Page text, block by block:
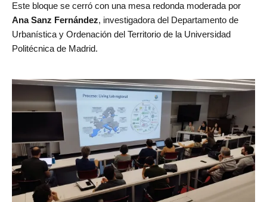
Este bloque se cerró con una mesa redonda moderada por
Ana Sanz Fernández, investigadora del Departamento de
Urbanística y Ordenación del Territorio de la Universidad
Politécnica de Madrid.